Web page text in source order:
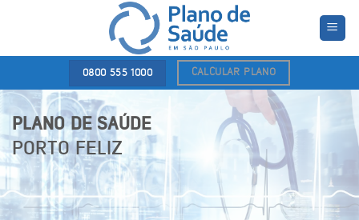
0800 555 1000 CALCULAR PLANO
PLANO DE SAÚDE
PORTO FELIZ